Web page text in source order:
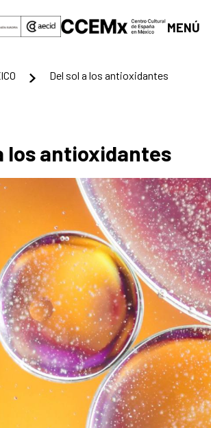
MENÚ
Del sol a los antioxidantes
los antioxidantes